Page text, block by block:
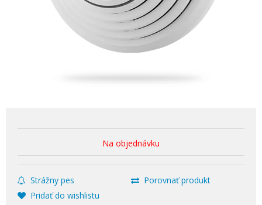
Na objednávku
Strážny pes
Porovnať produkt
Pridať do wishlistu